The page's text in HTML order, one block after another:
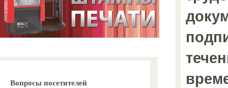
Вопросы посетителей